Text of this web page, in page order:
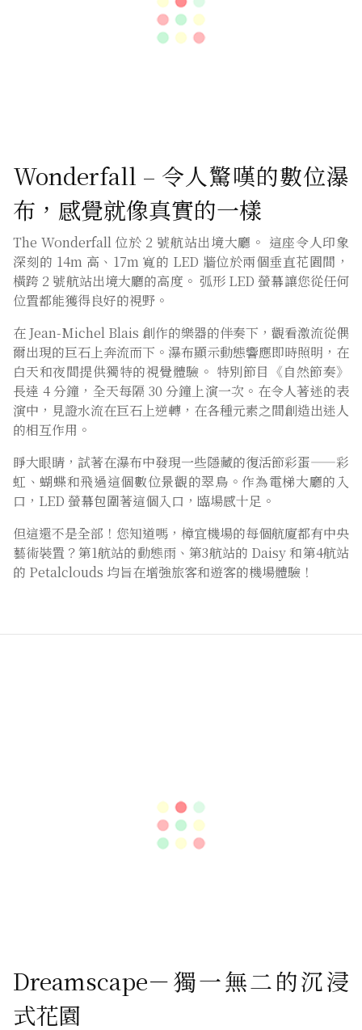
Wonderfall – 令人驚嘆的數位瀑
布，感覺就像真實的一樣
深刻的 14m 高、17m 寬的 LED 牆位於兩個垂直花園間，
橫跨 2 號航站出境大廳的高度。 弧形 LED 螢幕讓您從任何
位置都能獲得良好的視野。
爾出現的巨石上奔流而下。瀑布顯示動態響應即時照明，在
白天和夜間提供獨特的視覺體驗。 特別節目《自然節奏》
長達 4 分鐘，全天每隔 30 分鐘上演一次。在令人著迷的表
演中，見證水流在巨石上逆轉，在各種元素之間創造出迷人
的相互作用。
虹、蝴蝶和飛過這個數位景觀的翠鳥。作為電梯大廳的入
口，LED 螢幕包圍著這個入口，臨場感十足。
藝術裝置？第1航站的動態雨、第3航站的 Daisy 和第4航站
的 Petalclouds 均旨在增強旅客和遊客的機場體驗！
式花園
當您進入第2航站的轉機區時，請準備好驚嘆於 Dreamsca